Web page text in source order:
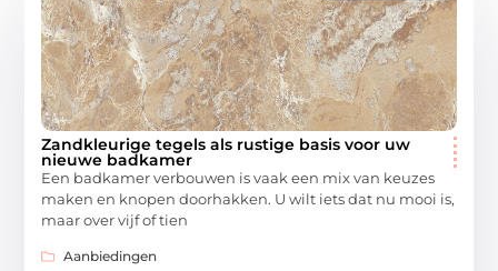
Zandkleurige tegels als rustige basis voor uw
nieuwe badkamer
Een badkamer verbouwen is vaak een mix van keuzes
maken en knopen doorhakken. U wilt iets dat nu mooi is,
maar over vijf of tien
Aanbiedingen